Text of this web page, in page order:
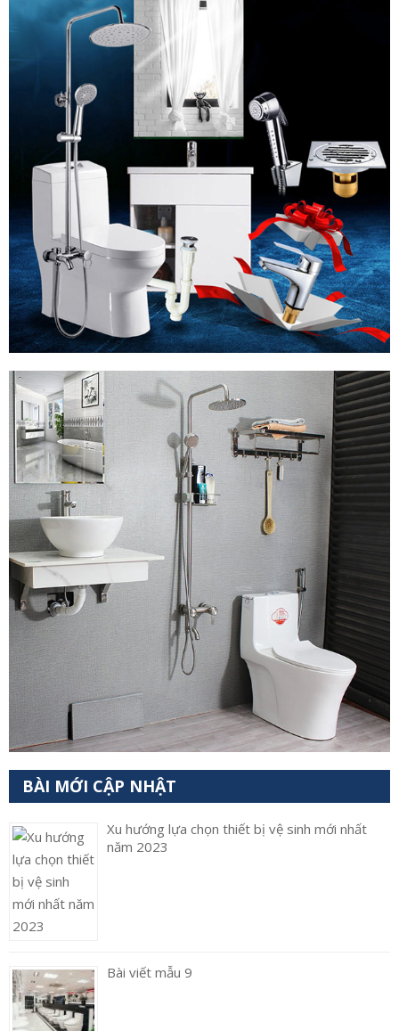
BÀI MỚI CẬP NHẬT
Xu hướng lựa chọn thiết bị vệ sinh mới nhất
năm 2023
Bài viết mẫu 9